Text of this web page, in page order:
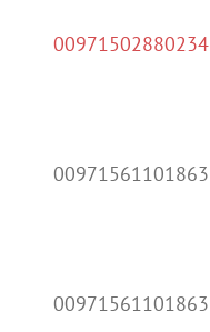
00971502880234
00971561101863
00971561101863